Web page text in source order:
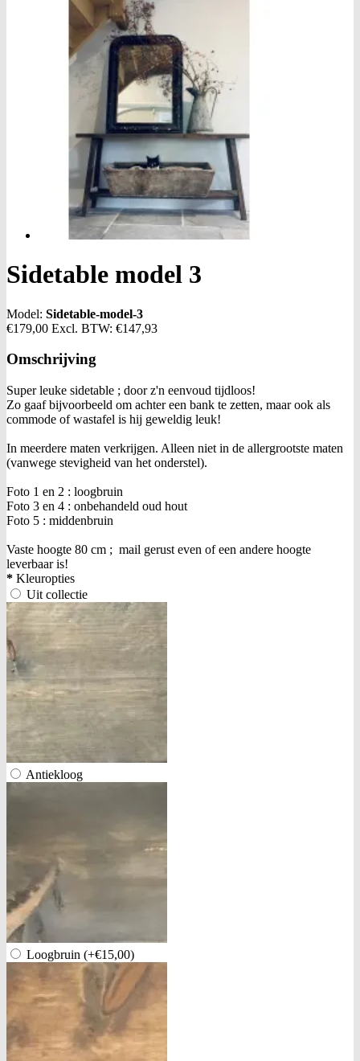
Sidetable model 3
Model: Sidetable-model-3
€179,00 Excl. BTW: €147,93
Omschrijving
Super leuke sidetable ; door z'n eenvoud tijdloos!
Zo gaaf bijvoorbeeld om achter een bank te zetten, maar ook als
commode of wastafel is hij geweldig leuk!
In meerdere maten verkrijgen. Alleen niet in de allergrootste maten
(vanwege stevigheid van het onderstel).
Foto 1 en 2 : loogbruin
Foto 3 en 4 : onbehandeld oud hout
Foto 5 : middenbruin
Vaste hoogte 80 cm ; mail gerust even of een andere hoogte
leverbaar is!
* Kleuropties
Uit collectie
Antiekloog
Loogbruin (+€15,00)